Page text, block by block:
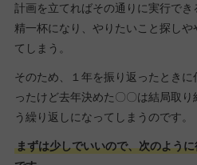
計画を立てればその通りに実行で
精一杯になり、やりたいこと探し
てしまう。
そのため、１年を振り返ったとき
ったけど去年決めた〇〇は結局取
う繰り返しになってしまうのです。
まずは少しでいいので、次のよう